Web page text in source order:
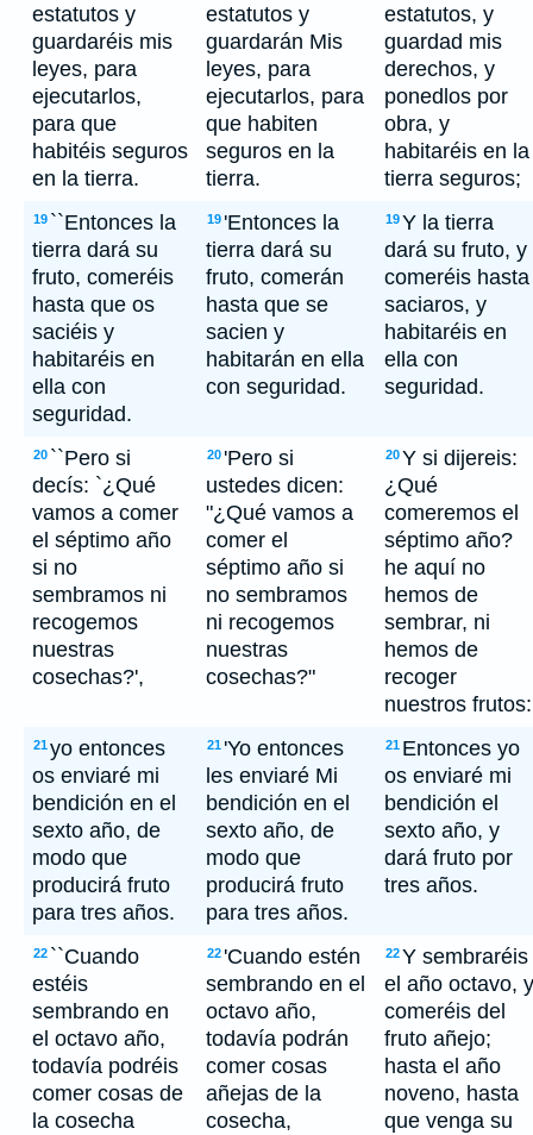
estatutos y
guardaréis mis
leyes, para
ejecutarlos,
para que
habitéis seguros
en la tierra.
estatutos y
guardarán Mis
leyes, para
ejecutarlos, para
que habiten
seguros en la
tierra.
estatutos, y
guardad mis
derechos, y
ponedlos por
obra, y
habitaréis en la
tierra seguros;
19 ``Entonces la
tierra dará su
fruto, comeréis
hasta que os
saciéis y
habitaréis en
ella con
seguridad.
19 'Entonces la
tierra dará su
fruto, comerán
hasta que se
sacien y
habitarán en ella
con seguridad.
19Y la tierra
dará su fruto, y
comeréis hasta
saciaros, y
habitaréis en
ella con
seguridad.
20 ``Pero si
decís: `¿Qué
vamos a comer
el séptimo año
si no
sembramos ni
recogemos
nuestras
cosechas?',
20 'Pero si
ustedes dicen:
"¿Qué vamos a
comer el
séptimo año si
no sembramos
ni recogemos
nuestras
cosechas?"
20Y si dijereis:
¿Qué
comeremos el
séptimo año?
he aquí no
hemos de
sembrar, ni
hemos de
recoger
nuestros frutos:
21yo entonces
os enviaré mi
bendición en el
sexto año, de
modo que
producirá fruto
para tres años.
21 'Yo entonces
les enviaré Mi
bendición en el
sexto año, de
modo que
producirá fruto
para tres años.
21 Entonces yo
os enviaré mi
bendición el
sexto año, y
dará fruto por
tres años.
22 ``Cuando
estéis
sembrando en
el octavo año,
todavía podréis
comer cosas de
la cosecha
22 'Cuando estén
sembrando en el
octavo año,
todavía podrán
comer cosas
añejas de la
cosecha,
22Y sembraréis
el año octavo, y
comeréis del
fruto añejo;
hasta el año
noveno, hasta
que venga su